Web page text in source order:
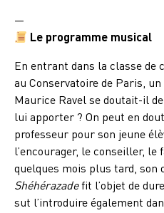
—
Le programme musical
En entrant dans la classe de
au Conservatoire de Paris,
Maurice Ravel se doutait-il
lui apporter ? On peut en
professeur pour son jeune
l’encourager, le conseiller, le
quelques mois plus tard,
Shéhérazadefit l’objet de
sut l’introduire également